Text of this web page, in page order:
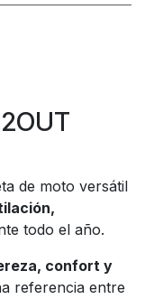
de moto versátil
todo el año.
confort y
referencia entre